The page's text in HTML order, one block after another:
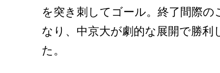
を突き刺してゴール。終了間際の
なり、中京大が劇的な展開で勝利
た。